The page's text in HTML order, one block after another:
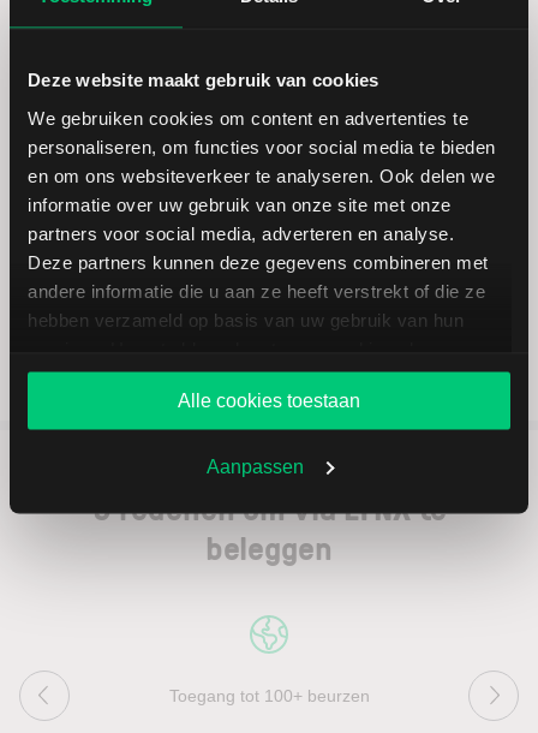
Deze website maakt gebruik van cookies
We gebruiken cookies om content en advertenties te
personaliseren, om functies voor social media te bieden
en om ons websiteverkeer te analyseren. Ook delen we
informatie over uw gebruik van onze site met onze
partners voor social media, adverteren en analyse.
Deze partners kunnen deze gegevens combineren met
andere informatie die u aan ze heeft verstrekt of die ze
hebben verzameld op basis van uw gebruik van hun
website blijft gebruiken.
Alle cookies toestaan
Aanpassen
genoteerd – zodra deze beschikbaar zijn op de
professioneel handelsplatform biedt LYNX u toegang tot
wereldwijde markten, ondersteund door marktinformatie
Open nu een effectenrekening
5 redenen om via LYNX te
beleggen
Toegang tot 100+ beurzen